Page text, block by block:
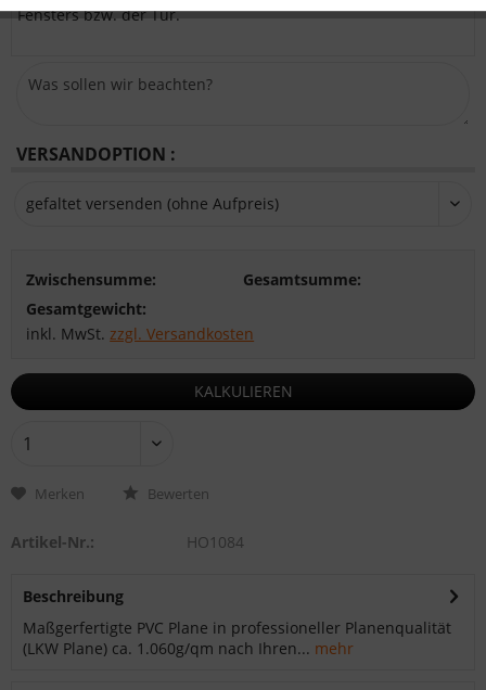
Fensters bzw. der Tür.
VERSANDOPTION :
Zwischensumme:
Gesamtsumme:
Gesamtgewicht:
inkl. MwSt.zzgl. Versandkosten
KALKULIEREN
Merken Bewerten
Artikel-Nr.: HO1084
Beschreibung
Maßgerfertigte PVC Plane in professioneller Planenqualität
(LKW Plane) ca. 1.060g/qm nach Ihren... mehr